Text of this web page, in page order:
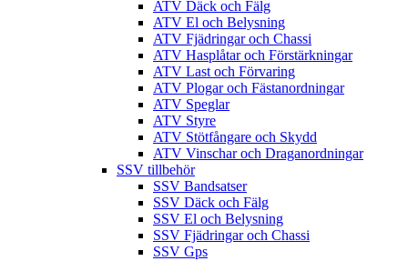
ATV Däck och Fälg
ATV El och Belysning
ATV Fjädringar och Chassi
ATV Hasplåtar och Förstärkningar
ATV Last och Förvaring
ATV Plogar och Fästanordningar
ATV Speglar
ATV Styre
ATV Stötfångare och Skydd
ATV Vinschar och Draganordningar
SSV tillbehör
SSV Bandsatser
SSV Däck och Fälg
SSV El och Belysning
SSV Fjädringar och Chassi
SSV Gps